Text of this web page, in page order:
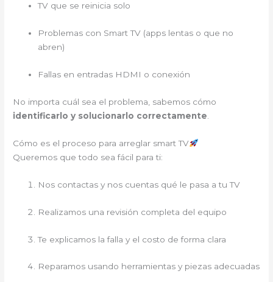
TV que se reinicia solo
Problemas con Smart TV (apps lentas o que no
abren)
Fallas en entradas HDMI o conexión
No importa cuál sea el problema, sabemos cómo
identificarlo y solucionarlo correctamente
Cómo es el proceso para arreglar smart TV
Queremos que todo sea fácil para ti:
Nos contactas y nos cuentas qué le pasa a tu TV
Realizamos una revisión completa del equipo
Te explicamos la falla y el costo de forma clara
Reparamos usando herramientas y piezas adecuadas